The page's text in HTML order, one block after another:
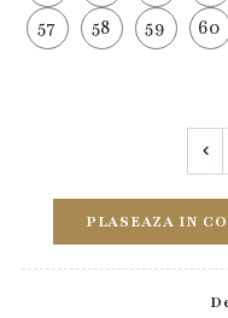
57
58 59 60
PLASEAZA IN